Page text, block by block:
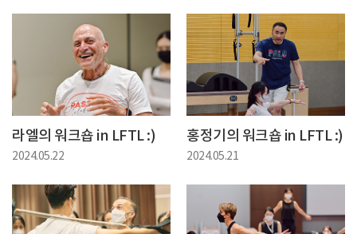
라엘의 워크숍 in LFTL :)
2024.05.22
홍정기의 워크숍 in LFTL :)
2024.05.21